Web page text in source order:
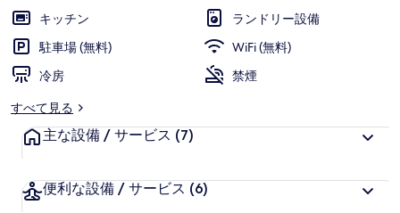
キッチン
ランドリー設備
駐車場 (無料)
WiFi (無料)
冷房
禁煙
すべて見る
主な設備 / サービス (7)
便利な設備 / サービス (6)